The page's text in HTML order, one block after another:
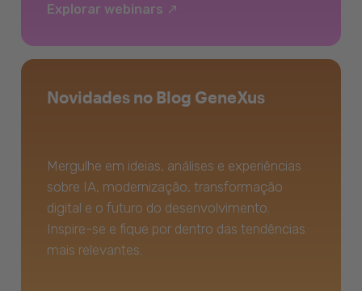
Explorar webinars
Novidades no Blog GeneXus
Mergulhe em ideias, análises e experiências
sobre IA, modernização, transformação
digital e o futuro do desenvolvimento.
Inspire-se e fique por dentro das tendências
mais relevantes.